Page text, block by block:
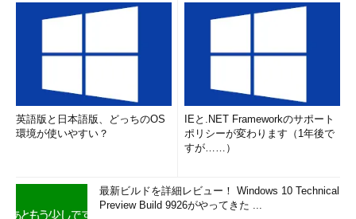
英語版と日本語版、どっちのOS
環境が使いやすい？
IEと.NET Frameworkのサポート
ポリシーが変わります（1年後で
すが……）
最新ビルドを詳細レビュー！ Windows 10 Technical
Preview Build 9926がやってきた ...